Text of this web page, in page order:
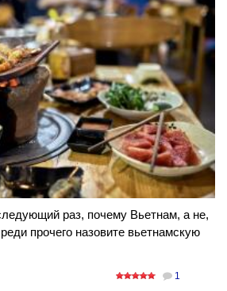
раз, почему Вьетнам, а не,
прочего назовите вьетнамскую
1